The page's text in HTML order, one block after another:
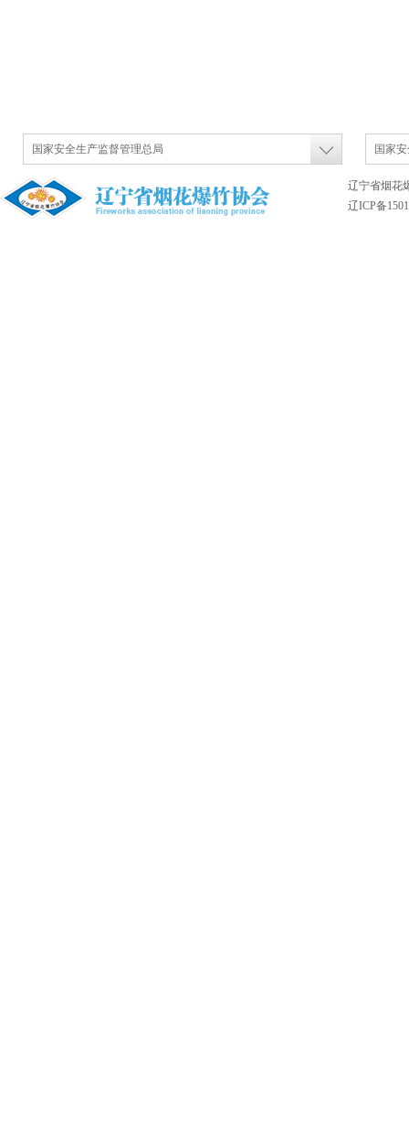
国家安全生产监督管理总局 国家
辽宁省烟花
辽ICP备